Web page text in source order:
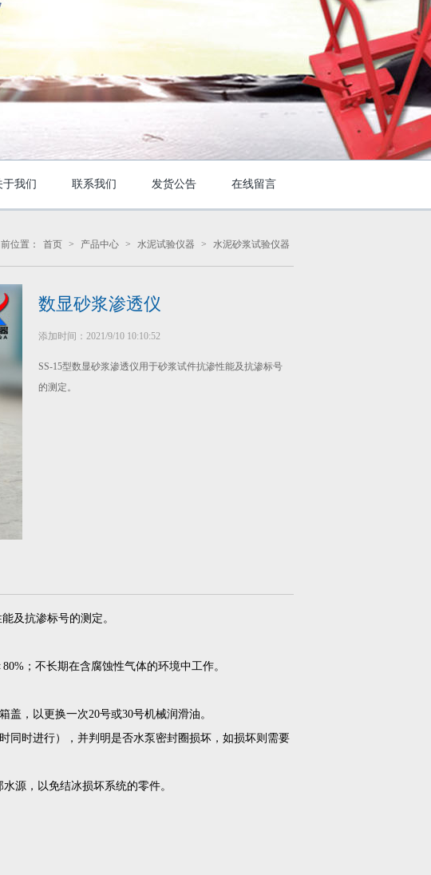
于我们 联系我们 发货公告 在线留言
位置： 首页 > 产品中心 > 水泥试验仪器 > 水泥砂浆试验仪器
数显砂浆渗透仪
添加时间：2021/9/10 10:10:52
SS-15型数显砂浆渗透仪用于砂浆试件抗渗性能及抗渗标号
的测定。
及抗渗标号的测定。
；不长期在含腐蚀性气体的环境中工作。
盖，以更换一次20号或30号机械润滑油。
同时进行），并判明是否水泵密封圈损坏，如损坏则需要
源，以免结冰损坏系统的零件。